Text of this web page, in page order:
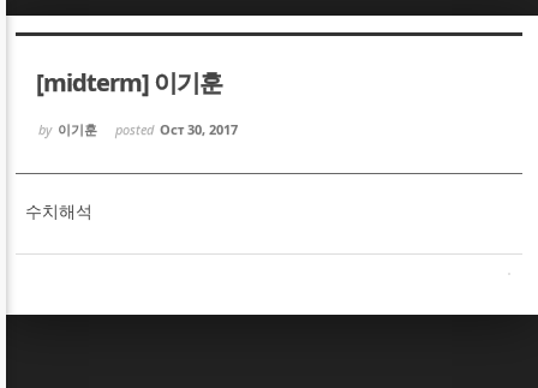
[midterm] 이기훈
by 이기훈 posted Oct 30, 2017
수치해석
Sketchbook5, 스케치북5
Sketchbook5, 스케치북5
Sketchbook5, 스케치북5
Sketchbook5, 스케치북5